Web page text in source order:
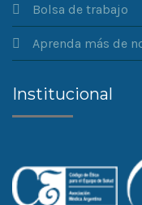
Bolsa de trabajo
Aprenda más de
Institucional